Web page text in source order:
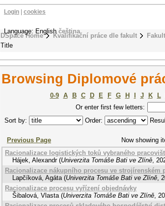
DSpace Home Kvalifikační práce dle fakult
Title
Login cookies
Language: Englishčeština
Browsing Diplomové
0-9 A B C D E F G H J K L
Or enter first few letters:
Sort by:
Order:
Previous Page Now showing
Racionalizace logistických toků vybraného
Hájek, Alexandr (Univerzita Tomáše Bati ve Zlíně,
Racionalizace nákupního procesu ve strojírenském
Lapčíková, Agáta (Univerzita Tomáše Bati ve Zlíně,
Racionalizace procesu vyřízení objednávky
Šibalová, Vlasta (Univerzita Tomáše Bati ve Zlíně,